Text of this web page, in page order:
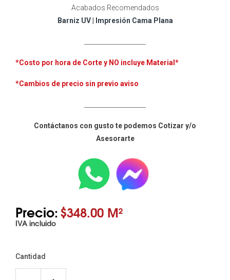
Acabados Recomendados
Barniz UV| Impresión Cama Plana
*Costo por hora de Corte y NO incluye Material*
*Cambios de precio sin previo aviso
Contáctanos con gusto te podemos Cotizar y/o
Asesorarte
Precio:$348.00 M²
IVA incluido
Cantidad